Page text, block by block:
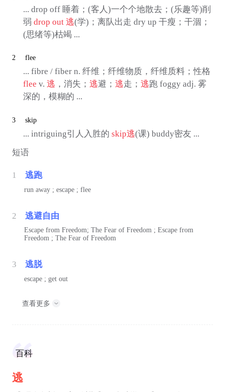
... drop off 睡着；(客人)一个个地散去；(乐趣等)削
弱 drop out 逃(学)；离队出走 dry up 干瘦；干涸；
(思绪等)枯竭 ...
2 flee
... fibre / fiber n. 纤维；纤维物质，纤维质料；性格
flee v. 逃 ，消失； 逃避； 逃走； 逃跑 foggy adj. 雾
深的，模糊的 ...
3 skip
... intriguing引人入胜的 skip逃(课) buddy密友 ...
短语
1 逃跑
run away ; escape ; flee
2 逃避自由
Escape from Freedom; The Fear of Freedom ; Escape from
Freedom ; The Fear of Freedom
3 逃脱
escape ; get out
查看更多
百科
逃